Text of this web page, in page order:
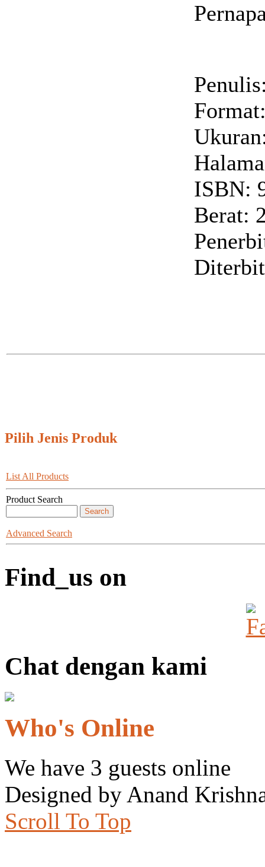
ISBN:
Berat:
Pilih Jenis Produk
List All Products
Product Search
Advanced Search
Find_us on
Chat dengan kami
Who's Online
We have 3 guests online
Designed by Anand
Scroll To Top